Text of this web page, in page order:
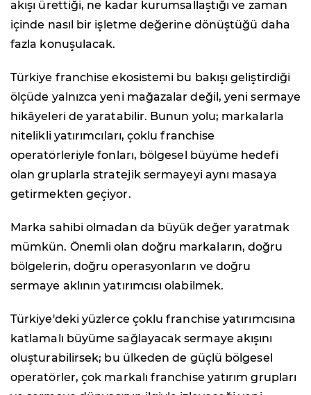
akışı ürettiği, ne kadar kurumsallaştığı ve zaman
içinde nasıl bir işletme değerine dönüştüğü daha
fazla konuşulacak.
Türkiye franchise ekosistemi bu bakışı geliştirdiği
ölçüde yalnızca yeni mağazalar değil, yeni sermaye
hikâyeleri de yaratabilir. Bunun yolu; markalarla
nitelikli yatırımcıları, çoklu franchise
operatörleriyle fonları, bölgesel büyüme hedefi
olan gruplarla stratejik sermayeyi aynı masaya
getirmekten geçiyor.
Marka sahibi olmadan da büyük değer yaratmak
mümkün. Önemli olan doğru markaların, doğru
bölgelerin, doğru operasyonların ve doğru
sermaye aklının yatırımcısı olabilmek.
Türkiye'deki yüzlerce çoklu franchise yatırımcısına
katlamalı büyüme sağlayacak sermaye akışını
oluşturabilirsek; bu ülkeden de güçlü bölgesel
operatörler, çok markalı franchise yatırım grupları